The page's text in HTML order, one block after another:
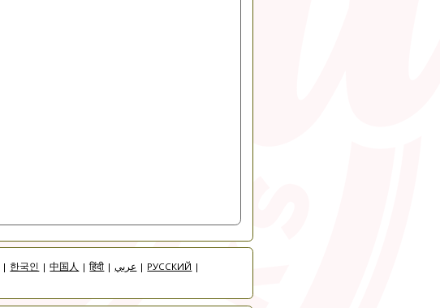
| 한국인 |中国人 |हिंदी |عربي | РУССКИЙ |